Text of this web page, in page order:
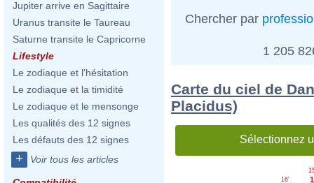
Jupiter arrive en Sagittaire
Uranus transite le Taureau
Saturne transite le Capricorne
Lifestyle
Le zodiaque et l'hésitation
Le zodiaque et la timidité
Le zodiaque et le mensonge
Les qualités des 12 signes
Les défauts des 12 signes
+ Voir tous les articles
Chercher par
1 205
Carte du ciel de
Placidus)
Sélectionnez
16'